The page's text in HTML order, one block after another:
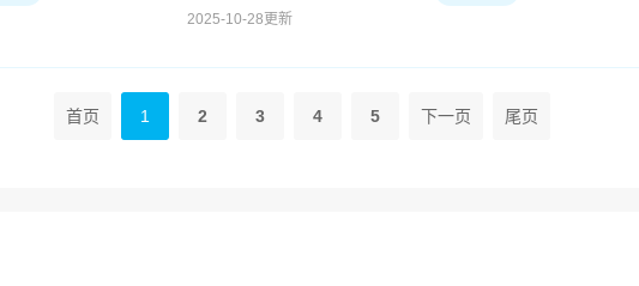
2025-10-28更新
首页 1 2 3 4 5 下一页 尾页